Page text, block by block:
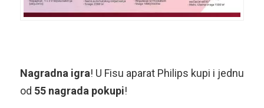
Nagradna igra! U Fisu aparat Philips kupi i jednu
od 55 nagrada pokupi!